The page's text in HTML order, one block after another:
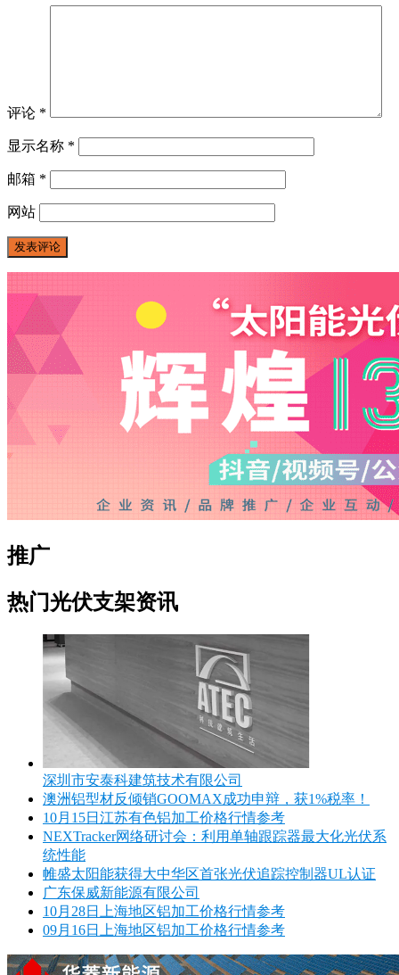
评论 *
显示名称 *
邮箱 *
网站
推广
热门光伏支架资讯
深圳市安泰科建筑技术有限公司
澳洲铝型材反倾销GOOMAX成功申辩，获1%税率！
10月15日江苏有色铝加工价格行情参考
NEXTracker网络研讨会：利用单轴跟踪器最大化光伏系
统性能
帷盛太阳能获得大中华区首张光伏追踪控制器UL认证
广东保威新能源有限公司
10月28日上海地区铝加工价格行情参考
09月16日上海地区铝加工价格行情参考